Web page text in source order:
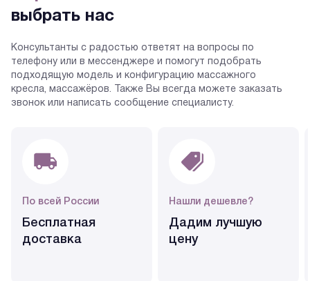
выбрать нас
Консультанты с радостью ответят на вопросы по
телефону или в мессенджере и помогут подобрать
подходящую модель и конфигурацию массажного
кресла, массажёров. Также Вы всегда можете заказать
звонок или написать сообщение специалисту.
По всей России
Бесплатная
доставка
Нашли дешевле?
Дадим лучшую
цену